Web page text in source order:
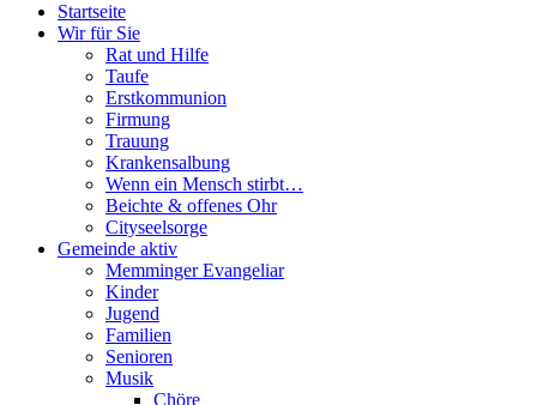
Startseite
Wir für Sie
Rat und Hilfe
Taufe
Erstkommunion
Firmung
Trauung
Krankensalbung
Wenn ein Mensch stirbt…
Beichte & offenes Ohr
Cityseelsorge
Gemeinde aktiv
Memminger Evangeliar
Kinder
Jugend
Familien
Senioren
Musik
Chöre